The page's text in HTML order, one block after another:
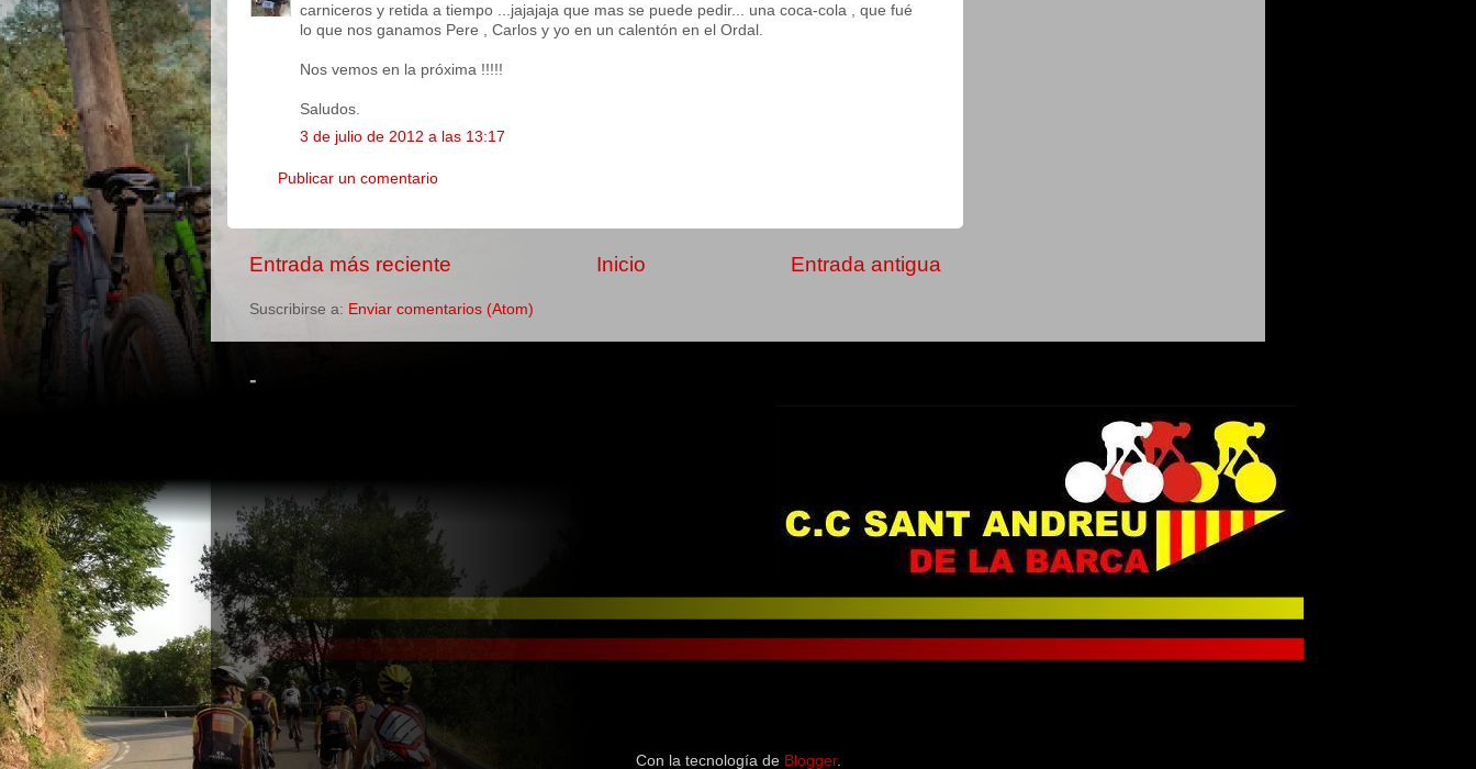
carniceros y retida a tiempo ...jajajaja que mas se puede pedir... una coca-cola , que fué
lo que nos ganamos Pere , Carlos y yo en un calentón en el Ordal.
Nos vemos en la próxima !!!!!
Saludos.
3 de julio de 2012 a las 13:17
Publicar un comentario
Entrada más reciente Entrada antigua
Inicio
Suscribirse a: Enviar comentarios (Atom)
-
Con la tecnología de Blogger.